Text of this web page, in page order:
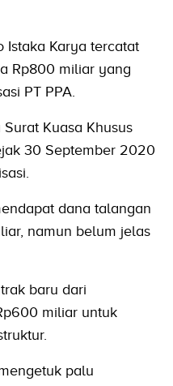
Istaka Karya tercatat
Rp800 miliar yang
PT PPA.
Kuasa Khusus
30 September 2020
dana talangan
namun belum jelas
baru dari
miliar untuk
palu